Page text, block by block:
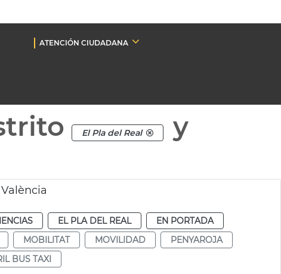
ATENCIÓN CIUDADANA
El Pla del Real
y
EL PLA DEL REAL
EN PORTADA
MOBILITAT MOVILIDAD
PENYAROJA
BUS TAXI